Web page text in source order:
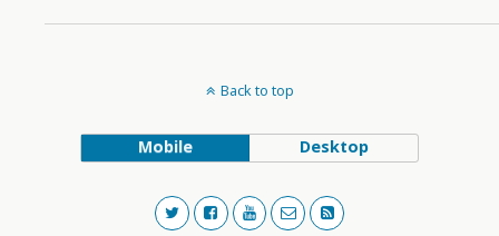
Back to top
Mobile Desktop